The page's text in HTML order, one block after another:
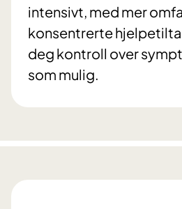
intensivt, med mer
konsentrerte
deg kontroll over
som mulig.